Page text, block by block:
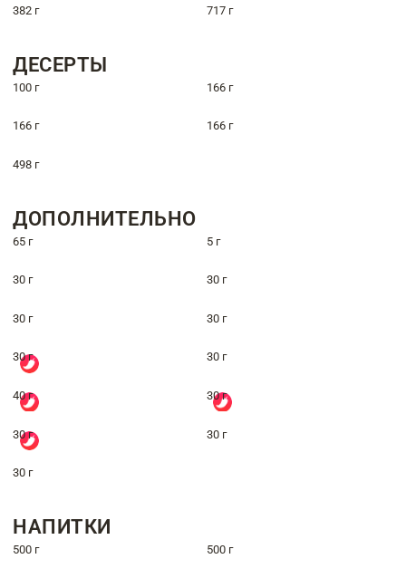
382 г 717 г
ДЕСЕРТЫ
100 г 166 г
166 г 166 г
498 г
ДОПОЛНИТЕЛЬНО
65 г 5 г
30 г 30 г
30 г 30 г
30 г 30 г
40 г 30 г
30 г 30 г
30 г
НАПИТКИ
500 г 500 г